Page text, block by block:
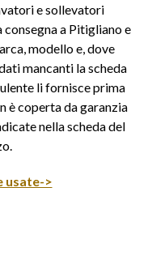
e sollevatori
a Pitigliano e
modello e, dove
mancanti la scheda
li fornisce prima
è coperta da garanzia
nella scheda del
usate->